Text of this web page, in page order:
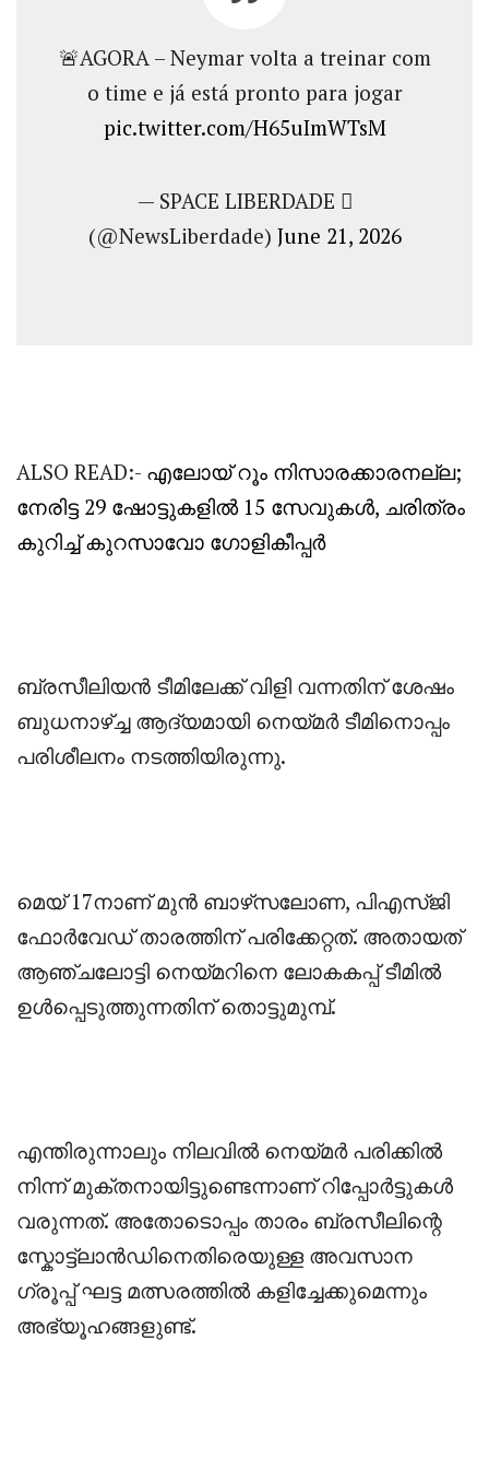
🚨AGORA – Neymar volta a treinar com
o time e já está pronto para jogar
pic.twitter.com/H65uImWTsM
— SPACE LIBERDADE 
(@NewsLiberdade) June 21, 2026
ALSO READ:- എലോയ് റൂം നിസാരക്കാരനല്ല;
നേരിട്ട 29 ഷോട്ടുകളിൽ 15 സേവുകൾ, ചരിത്രം
കുറിച്ച് കുറസാവോ ഗോളികീപ്പർ
‎ബ്രസീലിയൻ ടീമിലേക്ക് വിളി വന്നതിന് ശേഷം
ബുധനാഴ്ച്ച ആദ്യമായി നെയ്മർ ടീമിനൊപ്പം
പരിശീലനം നടത്തിയിരുന്നു.
‎മെയ് 17നാണ് മുൻ ബാഴ്‌സലോണ, പിഎസ്ജി
ഫോർവേഡ് താരത്തിന് പരിക്കേറ്റത്. അതായത്
ആഞ്ചലോട്ടി നെയ്മറിനെ ലോകകപ്പ് ടീമിൽ
ഉൾപ്പെടുത്തുന്നതിന് തൊട്ടുമുമ്പ്.
‎എന്തിരുന്നാലും നിലവിൽ നെയ്മർ പരിക്കിൽ
നിന്ന് മുക്തനായിട്ടുണ്ടെന്നാണ് റിപ്പോർട്ടുകൾ
വരുന്നത്. അതോടൊപ്പം താരം ബ്രസീലിന്റെ
സ്കോട്ട്ലാൻഡിനെതിരെയുള്ള അവസാന
ഗ്രൂപ്പ്‌ ഘട്ട മത്സരത്തിൽ കളിച്ചേക്കുമെന്നും
അഭ്യൂഹങ്ങളുണ്ട്.